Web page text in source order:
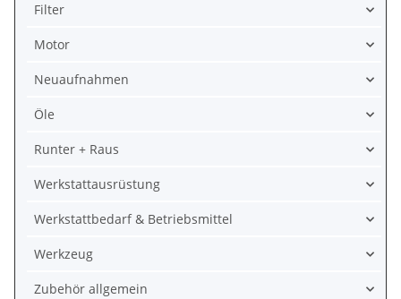
Filter
Motor
Neuaufnahmen
Öle
Runter + Raus
Werkstattausrüstung
Werkstattbedarf & Betriebsmittel
Werkzeug
Zubehör allgemein